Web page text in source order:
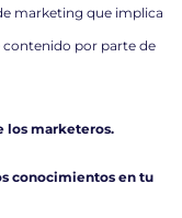
marketing que implica
por parte de
los marketeros.
conocimientos en tu